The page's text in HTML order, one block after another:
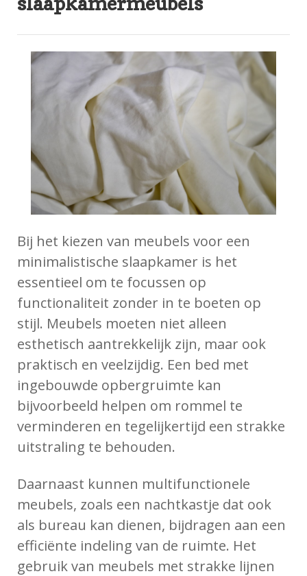
Bij het kiezen van meubels voor een
minimalistische slaapkamer is het
essentieel om te focussen op
functionaliteit zonder in te boeten op
stijl. Meubels moeten niet alleen
esthetisch aantrekkelijk zijn, maar ook
praktisch en veelzijdig. Een bed met
ingebouwde opbergruimte kan
bijvoorbeeld helpen om rommel te
verminderen en tegelijkertijd een strakke
uitstraling te behouden.
Daarnaast kunnen multifunctionele
meubels, zoals een nachtkastje dat ook
als bureau kan dienen, bijdragen aan een
efficiënte indeling van de ruimte. Het
gebruik van meubels met strakke lijnen